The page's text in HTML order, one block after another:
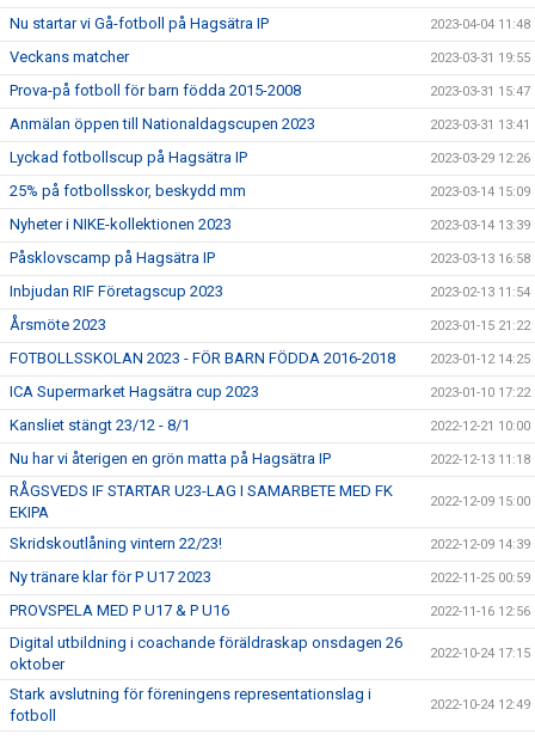
Nu startar vi Gå-fotboll på Hagsätra IP 2023-04-04 11:48
Veckans matcher 2023-03-31 19:55
Prova-på fotboll för barn födda 2015-2008 2023-03-31 15:47
Anmälan öppen till Nationaldagscupen 2023 2023-03-31 13:41
Lyckad fotbollscup på Hagsätra IP 2023-03-29 12:26
25% på fotbollsskor, beskydd mm 2023-03-14 15:09
Nyheter i NIKE-kollektionen 2023 2023-03-14 13:39
Påsklovscamp på Hagsätra IP 2023-03-13 16:58
Inbjudan RIF Företagscup 2023 2023-02-13 11:54
Årsmöte 2023 2023-01-15 21:22
FOTBOLLSSKOLAN 2023 - FÖR BARN FÖDDA 2016-2018 2023-01-12 14:25
ICA Supermarket Hagsätra cup 2023 2023-01-10 17:22
Kansliet stängt 23/12 - 8/1 2022-12-21 10:00
Nu har vi återigen en grön matta på Hagsätra IP 2022-12-13 11:18
RÅGSVEDS IF STARTAR U23-LAG I SAMARBETE MED FK
EKIPA
2022-12-09 15:00
Skridskoutlåning vintern 22/23! 2022-12-09 14:39
Ny tränare klar för P U17 2023 2022-11-25 00:59
PROVSPELA MED P U17 & P U16 2022-11-16 12:56
Digital utbildning i coachande föräldraskap onsdagen 26
oktober
2022-10-24 17:15
Stark avslutning för föreningens representationslag i
fotboll
2022-10-24 12:49